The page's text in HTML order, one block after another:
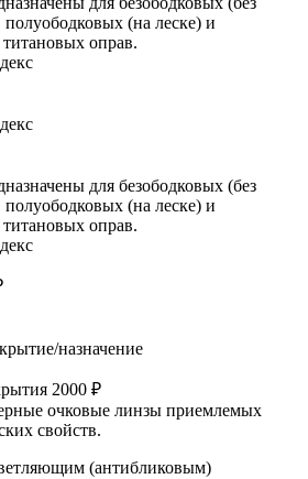
(на леске) и
оправ.
для безободковых (без
(на леске) и
оправ.
назначение
2000 ₽
очковые линзы приемлемых
свойств.
(антибликовым)